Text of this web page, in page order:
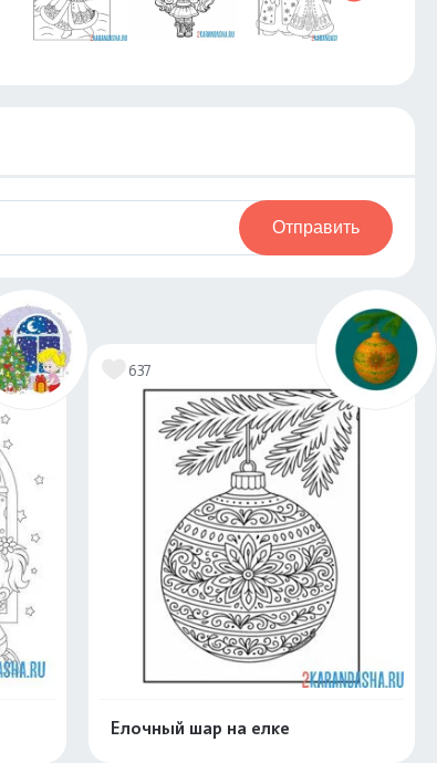
Отправить
637
Елочный шар на елке